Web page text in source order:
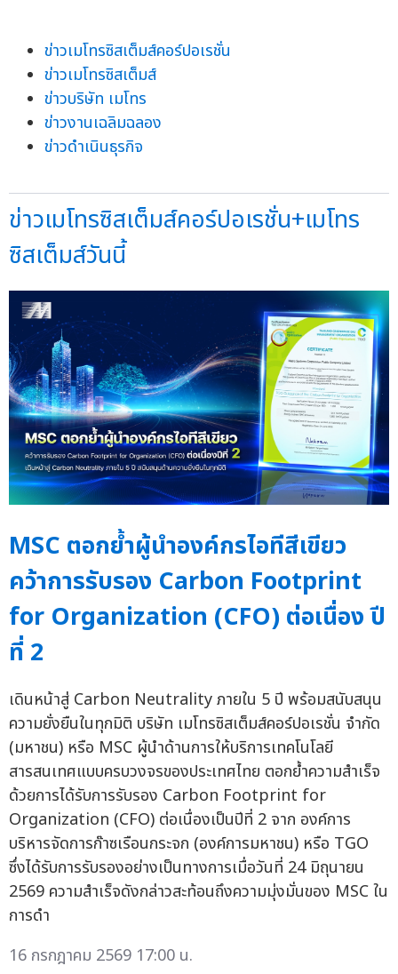
ข่าวเมโทรซิสเต็มส์คอร์ปอเรชั่น
ข่าวเมโทรซิสเต็มส์
ข่าวบริษัท เมโทร
ข่าวงานเฉลิมฉลอง
ข่าวดำเนินธุรกิจ
ข่าวเมโทรซิสเต็มส์คอร์ปอเรชั่น+เมโทร
ซิสเต็มส์วันนี้
MSC ตอกย้ำผู้นำองค์กรไอทีสีเขียว
คว้าการรับรอง Carbon Footprint
for Organization (CFO) ต่อเนื่อง ปี
ที่ 2
เดินหน้าสู่ Carbon Neutrality ภายใน 5 ปี พร้อมสนับสนุน
ความยั่งยืนในทุกมิติ บริษัท เมโทรซิสเต็มส์คอร์ปอเรชั่น จำกัด
(มหาชน) หรือ MSC ผู้นำด้านการให้บริการเทคโนโลยี
สารสนเทศแบบครบวงจรของประเทศไทย ตอกย้ำความสำเร็จ
ด้วยการได้รับการรับรอง Carbon Footprint for
Organization (CFO) ต่อเนื่องเป็นปีที่ 2 จาก องค์การ
บริหารจัดการก๊าซเรือนกระจก (องค์การมหาชน) หรือ TGO
ซึ่งได้รับการรับรองอย่างเป็นทางการเมื่อวันที่ 24 มิถุนายน
2569 ความสำเร็จดังกล่าวสะท้อนถึงความมุ่งมั่นของ MSC ใน
การดำ
16 กรกฎาคม 2569 17:00 น.